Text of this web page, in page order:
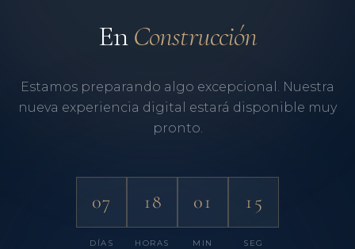
EnConstrucción
Estamos preparando algo excepcional. Nuestra
nueva experiencia digital estará disponible muy
pronto.
07
DÍAS
18
HORAS
01
MIN
15
SEG